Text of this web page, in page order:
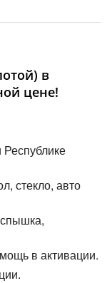
в
цене!
стекло, авто
в активации.